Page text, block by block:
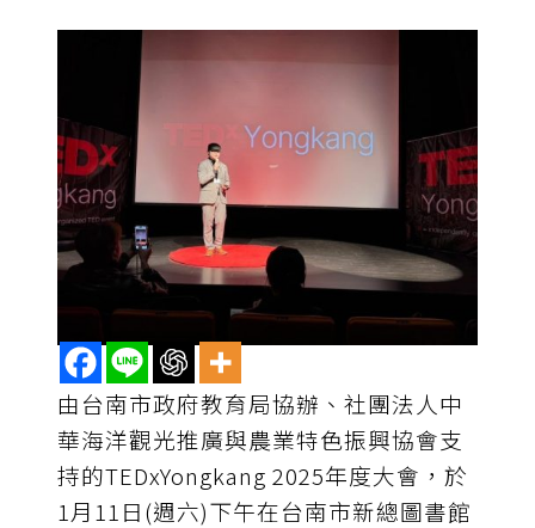
由台南市政府教育局協辦、社團法人中
華海洋觀光推廣與農業特色振興協會支
持的TEDxYongkang 2025年度大會，於
1月11日(週六)下午在台南市新總圖書館